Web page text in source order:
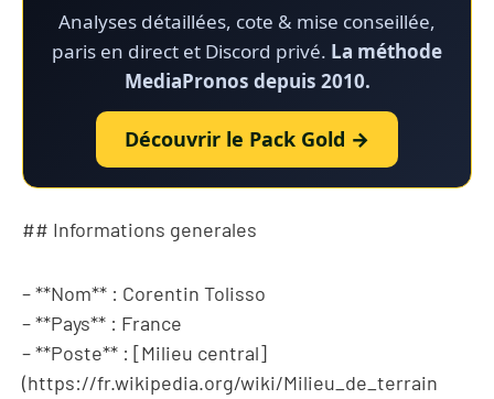
Analyses détaillées, cote & mise conseillée,
paris en direct et Discord privé. La méthode
MediaPronos depuis 2010.
Découvrir le Pack Gold →
## Informations generales
– **Nom** : Corentin Tolisso
– **Pays** : France
– **Poste** : [Milieu central]
(https://fr.wikipedia.org/wiki/Milieu_de_terrain